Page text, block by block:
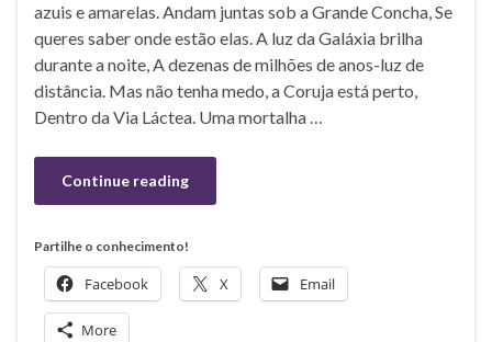
azuis e amarelas. Andam juntas sob a Grande Concha, Se
queres saber onde estão elas. A luz da Galáxia brilha
durante a noite, A dezenas de milhões de anos-luz de
distância. Mas não tenha medo, a Coruja está perto,
Dentro da Via Láctea. Uma mortalha …
Continue reading
Partilhe o conhecimento!
Facebook X Email
More